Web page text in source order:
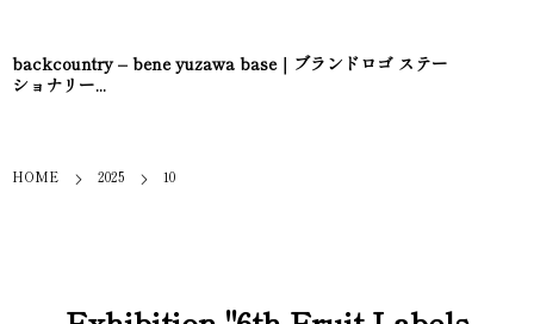
backcountry – bene yuzawa base｜ブランドロゴ ステー
ショナリー...
HOME 2025 10